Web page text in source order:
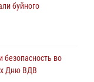
буйного
безопасность во
Дню ВДВ